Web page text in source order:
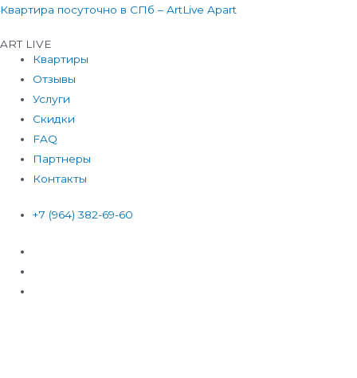
Перейти
содержимому
Квартира посуточно в СПб – ArtLive Apart
ART LIVE
Квартиры
Отзывы
Услуги
Скидки
FAQ
Партнеры
Контакты
+7 (964) 382-69-60